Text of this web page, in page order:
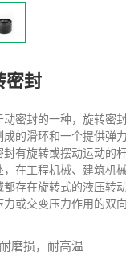
密封
动密封的一种，旋转密
成的滑环和一个提供弹
有旋转或摆动运动的杆
，在工程机械、建筑机
都存在旋转式的液压转
力或交变压力作用的双
磨损，耐高温